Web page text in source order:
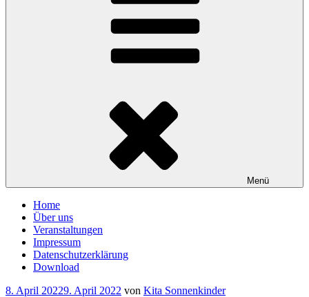
Menü
Home
Über uns
Veranstaltungen
Impressum
Datenschutzerklärung
Download
Veröffentlicht
8. April 20229. April 2022 von Kita Sonnenkinder